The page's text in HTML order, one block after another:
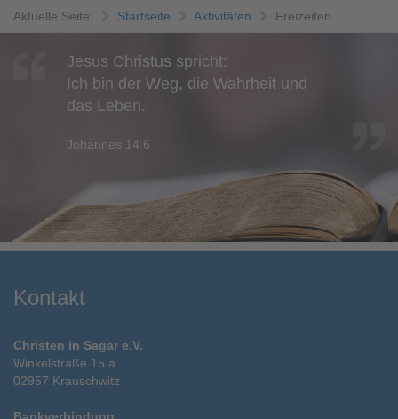
Aktuelle Seite: Startseite Aktivitäten Freizeiten
Jesus Christus spricht:
Ich bin der Weg, die Wahrheit und
das Leben.
Johannes 14:6
Kontakt
Christen in Sagar e.V.
Winkelstraße 15 a
02957 Krauschwitz
Bankverbindung